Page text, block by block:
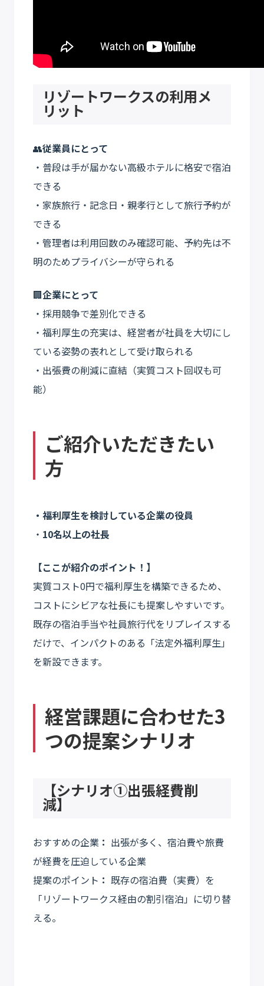
リゾートワークスの利用メ
リット
👥従業員にとって
・普段は手が届かない高級ホテルに格安で宿泊
できる
・家族旅行・記念日・親孝行として旅行予約が
できる
・管理者は利用回数のみ確認可能、予約先は不
明のためプライバシーが守られる
🏢企業にとって
・採用競争で差別化できる
・福利厚生の充実は、経営者が社員を大切にし
ている姿勢の表れとして受け取られる
・出張費の削減に直結（実質コスト回収も可
能）
ご紹介いただきたい
方
・福利厚生を検討している企業の役員
・ 10名以上の社長
【ここが紹介のポイント！】
実質コスト0円で福利厚生を構築できるため、
コストにシビアな社長にも提案しやすいです。
既存の宿泊手当や社員旅行代をリプレイスする
だけで、インパクトのある「法定外福利厚生」
を新設できます。
経営課題に合わせた3
つの提案シナリオ
【シナリオ①出張経費削
減】
おすすめの企業 ： 出張が多く、宿泊費や旅費
が経費を圧迫している企業
提案のポイント ： 既存の宿泊費（実費）を
「リゾートワークス経由の割引宿泊」に切り替
える。